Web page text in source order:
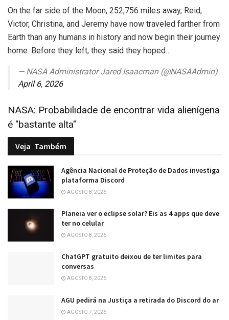
On the far side of the Moon, 252,756 miles away, Reid,
Victor, Christina, and Jeremy have now traveled farther from
Earth than any humans in history and now begin their journey
home. Before they left, they said they hoped…
— NASA Administrator Jared Isaacman (@NASAAdmin)
April 6, 2026
NASA: Probabilidade de encontrar vida alienígena
é "bastante alta"
Veja Também
Agência Nacional de Proteção de Dados investiga
plataforma Discord
AGOSTO 8, 2026
Planeia ver o eclipse solar? Eis as 4 apps que deve
ter no celular
AGOSTO 8, 2026
ChatGPT gratuito deixou de ter limites para
conversas
AGOSTO 8, 2026
AGU pedirá na Justiça a retirada do Discord do ar
AGOSTO 7, 2026